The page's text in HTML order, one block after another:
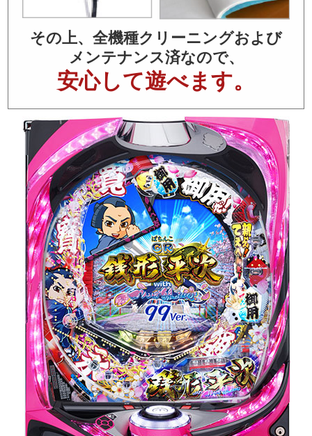
その上、全機種クリーニングおよび
メンテナンス済なので、
安心して遊べます。